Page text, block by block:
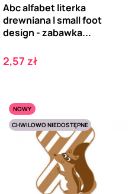
Abc alfabet literka
drewniana l small foot
design - zabawka...
Cena
2,57 zł
NOWY
CHWILOWO NIEDOSTĘPNE